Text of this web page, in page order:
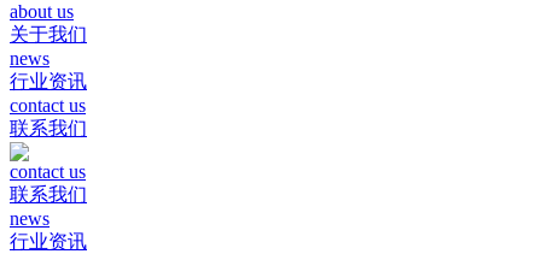
about us
关于我们
news
行业资讯
contact us
联系我们
contact us
联系我们
news
行业资讯